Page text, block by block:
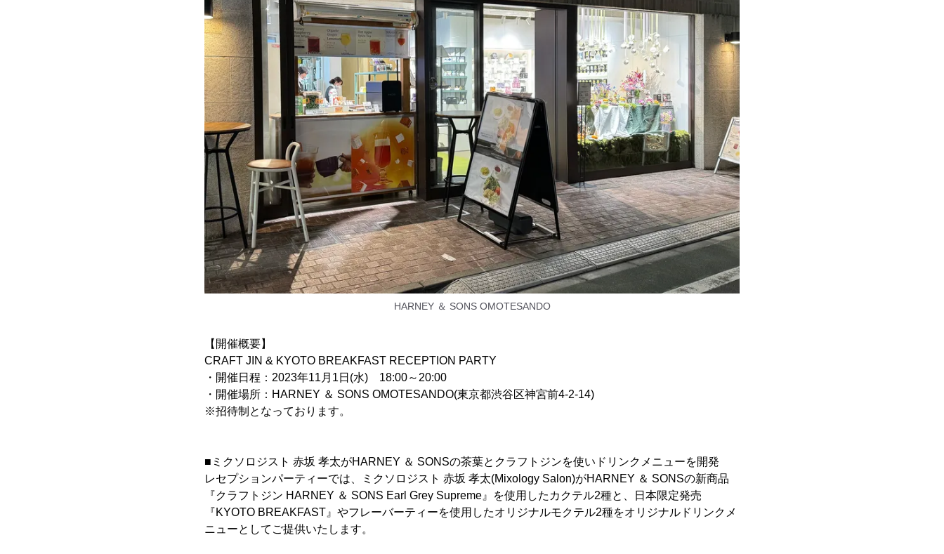
HARNEY ＆ SONS OMOTESANDO
【開催概要】
CRAFT JIN & KYOTO BREAKFAST RECEPTION PARTY
・開催日程：2023年11月1日(水) 18:00～20:00
・開催場所：HARNEY ＆ SONS OMOTESANDO(東京都渋谷区神宮前4-2-14)
※招待制となっております。
■ミクソロジスト 赤坂 孝太がHARNEY ＆ SONSの茶葉とクラフトジンを使いドリンクメニューを開発
レセプションパーティーでは、ミクソロジスト 赤坂 孝太(Mixology Salon)がHARNEY ＆ SONSの新商品
『クラフトジン HARNEY ＆ SONS Earl Grey Supreme』を使用したカクテル2種と、日本限定発売
『KYOTO BREAKFAST』やフレーバーティーを使用したオリジナルモクテル2種をオリジナルドリンクメ
ニューとしてご提供いたします。